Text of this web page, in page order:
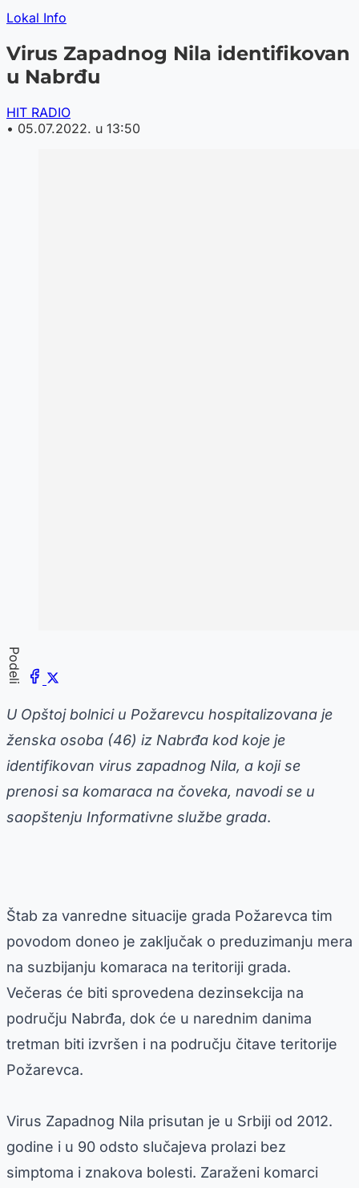
Lokal Info
Virus Zapadnog Nila identifikovan
u Nabrđu
HIT RADIO
• 05.07.2022. u 13:50
Podeli
U Opštoj bolnici u Požarevcu hospitalizovana je
ženska osoba (46) iz Nabrđa kod koje je
identifikovan virus zapadnog Nila, a koji se
prenosi sa komaraca na čoveka, navodi se u
saopštenju Informativne službe grada.
Štab za vanredne situacije grada Požarevca tim
povodom doneo je zaključak o preduzimanju mera
na suzbijanju komaraca na teritoriji grada.
Večeras će biti sprovedena dezinsekcija na
području Nabrđa, dok će u narednim danima
tretman biti izvršen i na području čitave teritorije
Požarevca.
Virus Zapadnog Nila prisutan je u Srbiji od 2012.
godine i u 90 odsto slučajeva prolazi bez
simptoma i znakova bolesti. Zaraženi komarci